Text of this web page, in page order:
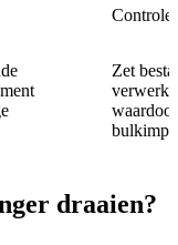
Zet
verwerkt
draaien?